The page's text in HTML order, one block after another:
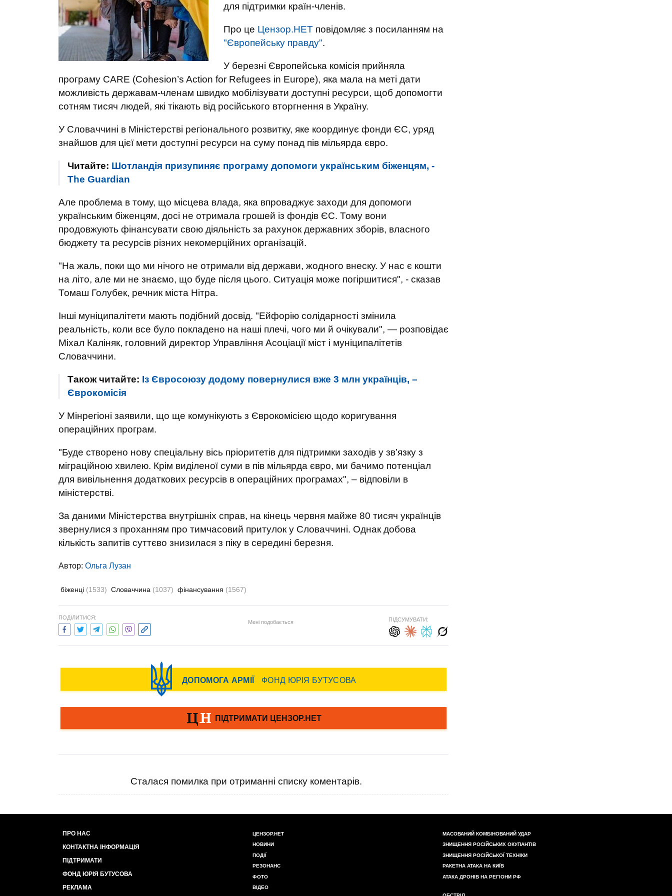
для підтримки країн-членів.
Про це Цензор.НЕТ повідомляє з посиланням на
"Європейську правду".
У березні Європейська комісія прийняла
програму CARE (Cohesion’s Action for Refugees in Europe), яка мала на меті дати
можливість державам-членам швидко мобілізувати доступні ресурси, щоб допомогти
сотням тисяч людей, які тікають від російського вторгнення в Україну.
У Словаччині в Міністерстві регіонального розвитку, яке координує фонди ЄС, уряд
знайшов для цієї мети доступні ресурси на суму понад пів мільярда євро.
Читайте: Шотландія призупиняє програму допомоги українським біженцям, -
The Guardian
Але проблема в тому, що місцева влада, яка впроваджує заходи для допомоги
українським біженцям, досі не отримала грошей із фондів ЄС. Тому вони
продовжують фінансувати свою діяльність за рахунок державних зборів, власного
бюджету та ресурсів різних некомерційних організацій.
"На жаль, поки що ми нічого не отримали від держави, жодного внеску. У нас є кошти
на літо, але ми не знаємо, що буде після цього. Ситуація може погіршитися", - сказав
Томаш Голубек, речник міста Нітра.
Інші муніципалітети мають подібний досвід. "Ейфорію солідарності змінила
реальність, коли все було покладено на наші плечі, чого ми й очікували", — розповідає
Міхал Каліняк, головний директор Управління Асоціації міст і муніципалітетів
Словаччини.
Також читайте: Із Євросоюзу додому повернулися вже 3 млн українців, –
Єврокомісія
У Мінрегіоні заявили, що ще комунікують з Єврокомісією щодо коригування
операційних програм.
"Буде створено нову спеціальну вісь пріоритетів для підтримки заходів у зв’язку з
міграційною хвилею. Крім виділеної суми в пів мільярда євро, ми бачимо потенціал
для вивільнення додаткових ресурсів в операційних програмах", – відповіли в
міністерстві.
За даними Міністерства внутрішніх справ, на кінець червня майже 80 тисяч українців
звернулися з проханням про тимчасовий притулок у Словаччині. Однак добова
кількість запитів суттєво знизилася з піку в середині березня.
Автор: Ольга Лузан
біженці (1533) Словаччина (1037) фінансування (1567)
ПОДІЛИТИСЯ:
Мені подобається ПІДСУМУВАТИ:
Сталася помилка при отриманні списку коментарів.
ПРО НАС
КОНТАКТНА ІНФОРМАЦІЯ
ПІДТРИМАТИ
ФОНД ЮРІЯ БУТУСОВА
РЕКЛАМА
ЦЕНЗОР.НЕТ
НОВИНИ
ПОДІЇ
РЕЗОНАНС
ФОТО
ВІДЕО
МАСОВАНИЙ КОМБІНОВАНИЙ УДАР
ЗНИЩЕННЯ РОСІЙСЬКИХ ОКУПАНТІВ
ЗНИЩЕННЯ РОСІЙСЬКОЇ ТЕХНІКИ
РАКЕТНА АТАКА НА КИЇВ
АТАКА ДРОНІВ НА РЕГІОНИ РФ